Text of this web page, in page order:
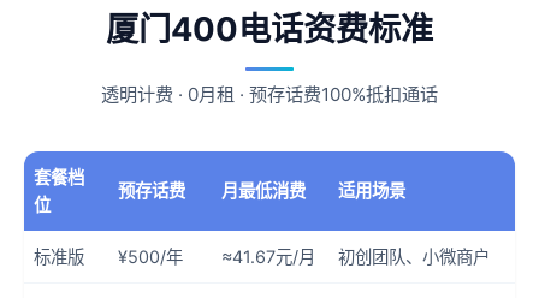
厦门400电话资费标准
透明计费 · 0月租 · 预存话费100%抵扣通话
套餐档
位
预存话费 月最低消费 适用场景
标准版 ¥500/年 ≈41.67元/月 初创团队、小微商户